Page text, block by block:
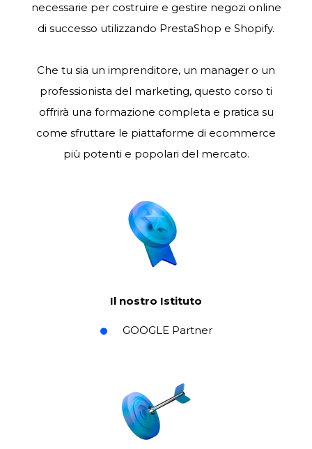
necessarie per costruire e gestire negozi online
di successo utilizzando PrestaShop e Shopify.
Che tu sia un imprenditore, un manager o un
professionista del marketing, questo corso ti
offrirà una formazione completa e pratica su
come sfruttare le piattaforme di ecommerce
più potenti e popolari del mercato.
Il nostro Istituto
GOOGLE Partner